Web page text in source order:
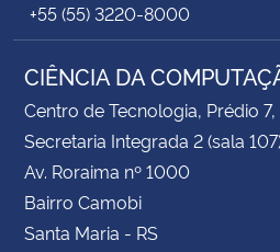
+55 (55) 3220-8000
CIÊNCIA DA
Centro de Tecnologia, Prédio 7,
Secretaria Integrada 2 (sala
Av. Roraima nº 1000
Bairro Camobi
Santa Maria - RS